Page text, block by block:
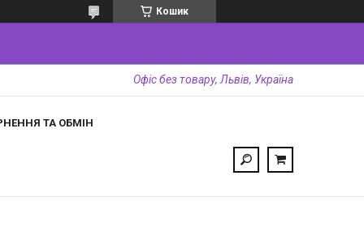
Кошик
Офіс без товару, Львів, Україна
ТА ОБМІН